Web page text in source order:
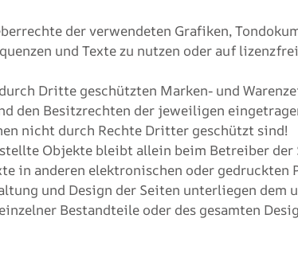
der verwendeten Grafiken,
und Texte zu nutzen oder auf
Dritte geschützten Marken- und
den Besitzrechten der jeweiligen
nicht durch Rechte Dritter geschützt sind!
Objekte bleibt allein beim Betreiber
in anderen elektronischen oder
und Design der Seiten unterliegen dem
Bestandteile oder des gesamten